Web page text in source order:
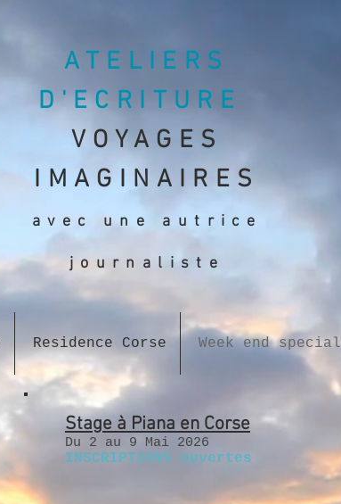
ATELIERS
D'ECRITURE
VOYAGES
IMAGINAIRES
avec une aut rice
journaliste
Residence Corse Week end special
Stage à Piana en Corse
Du 2 au 9 Mai 2026
INSCRIPTIONS ouvertes